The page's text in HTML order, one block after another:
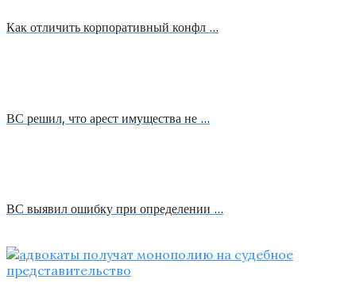
Как отличить корпоративный конфл …
ВС решил, что арест имущества не …
ВС выявил ошибку при определении …